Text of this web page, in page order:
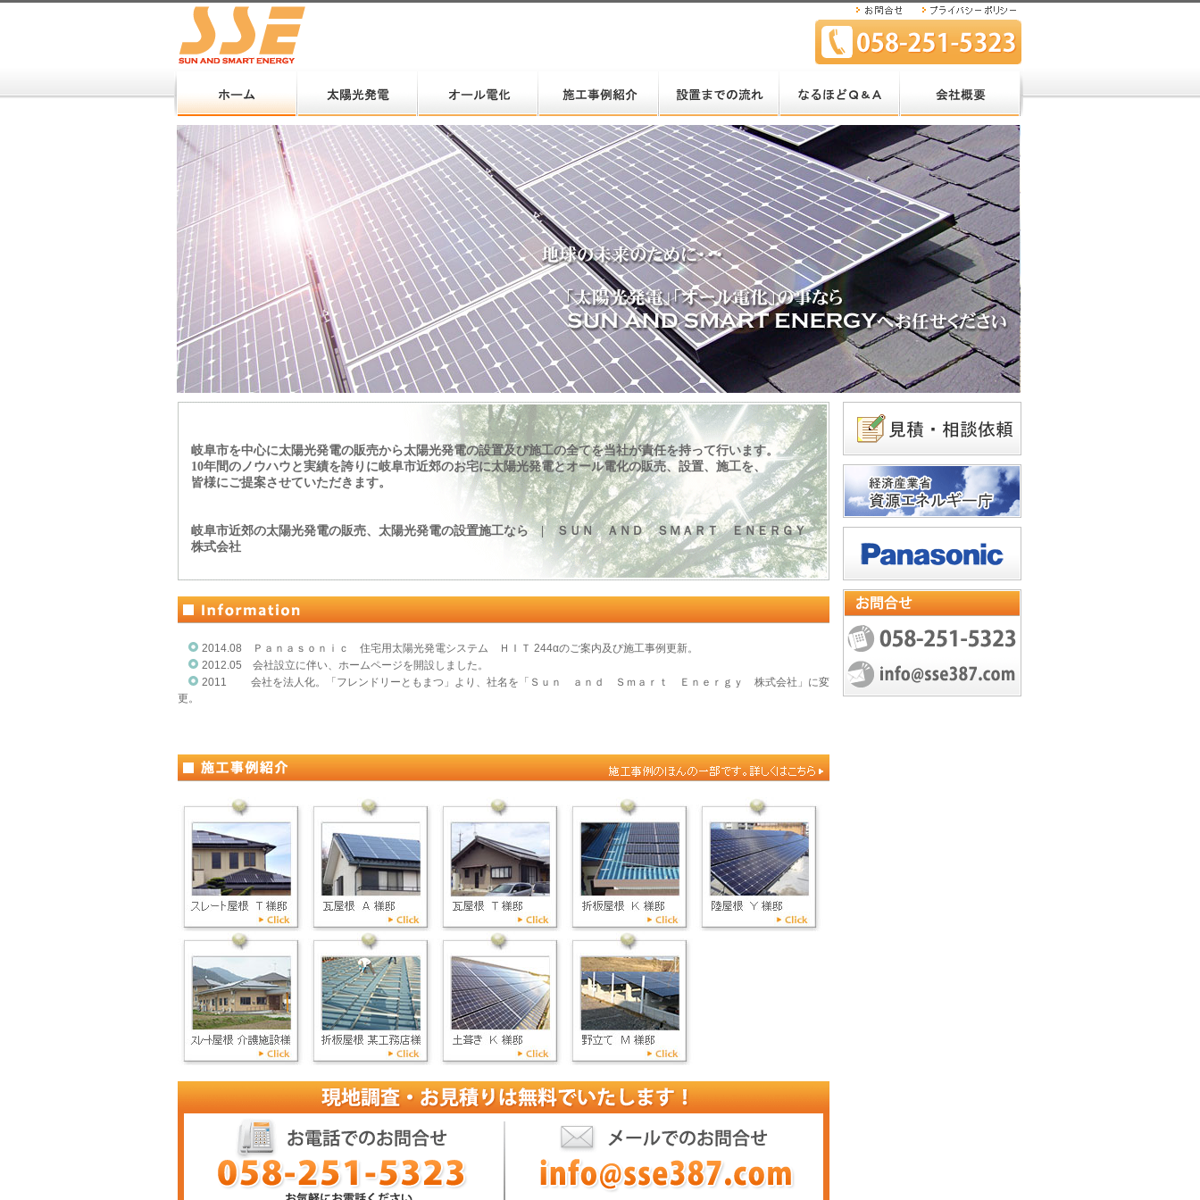
岐阜市を中心に太陽光発電の販売から太陽光発電の設置及び施工の全てを当社が責任を持って行います。
10年間のノウハウと実績を誇りに岐阜市近郊のお宅に太陽光発電とオール電化の販売、設置、施工を、
皆様にご提案させていただきます。
岐阜市近郊の太陽光発電の販売、太陽光発電の設置施工なら | ＳＵＮ ＡＮＤ ＳＭＡＲＴ ＥＮＥＲＧＹ
株式会社
2014.08 Ｐａｎａｓｏｎｉｃ 住宅用太陽光発電システム ＨＩＴ 244αのご案内及び施工事例更新。
2012.05 会社設立に伴い、ホームページを開設しました。
2011 会社を法人化。「フレンドリーともまつ」より、社名を「Ｓｕｎ ａｎｄ Ｓｍａｒｔ Ｅｎｅｒｇｙ 株式会社」に変
更。